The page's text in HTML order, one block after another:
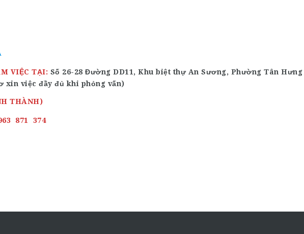
VIỆC TẠI: Số 26-28 Đường DD11, Khu biệt thự An Sương, Phường Tân Hưng
xin việc đầy đủ khi phỏng vấn)
THÀNH)
871 374